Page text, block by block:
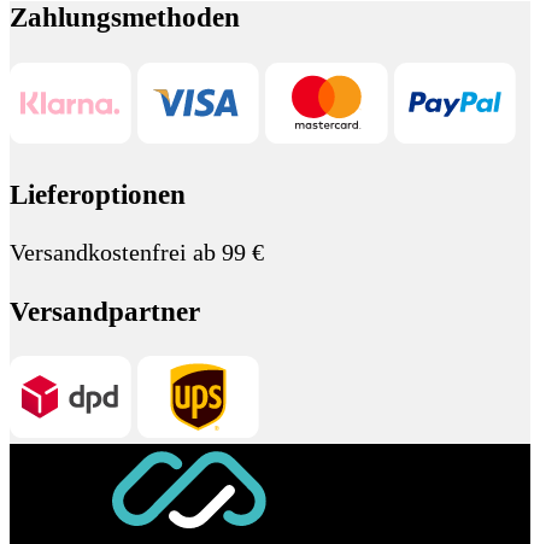
Zahlungsmethoden
Lieferoptionen
Versandkostenfrei ab 99 €
Versandpartner